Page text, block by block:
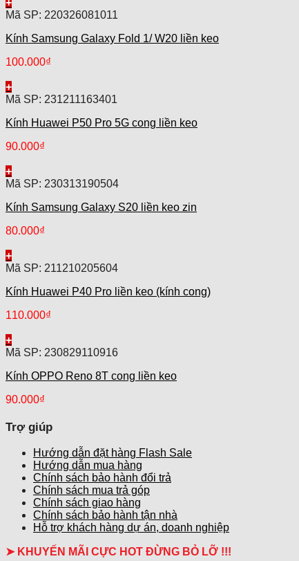
+
Mã SP: 220326081011
Kính Samsung Galaxy Fold 1/ W20 liền keo
100.000₫
+
Mã SP: 231211163401
Kính Huawei P50 Pro 5G cong liền keo
90.000₫
+
Mã SP: 230313190504
Kính Samsung Galaxy S20 liền keo zin
80.000₫
+
Mã SP: 211210205604
Kính Huawei P40 Pro liền keo (kính cong)
110.000₫
+
Mã SP: 230829110916
Kính OPPO Reno 8T cong liền keo
90.000₫
Trợ giúp
Hướng dẫn đặt hàng Flash Sale
Hướng dẫn mua hàng
Chính sách bảo hành đổi trả
Chính sách mua trả góp
Chính sách giao hàng
Chính sách bảo hành tận nhà
Hỗ trợ khách hàng dự án, doanh nghiệp
➤ KHUYẾN MÃI CỰC HOT ĐỪNG BỎ LỠ !!!